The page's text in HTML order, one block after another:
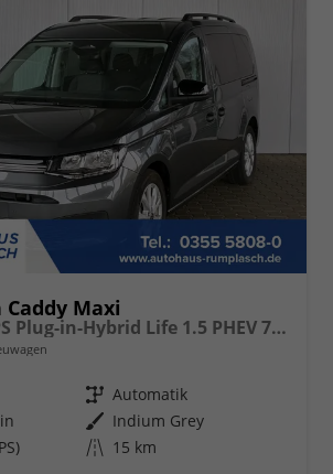
Maxi
eHybrid 150 PS Plug-in-Hybrid Life 1.5 PHEV 7 Sitze DSG
Getriebe Automatik
Außenfarbe Indium Grey
Kilometerstand 15 km